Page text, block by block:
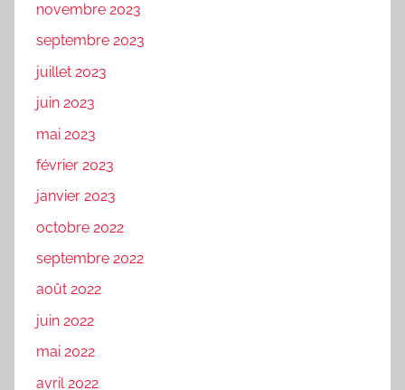
novembre 2023
septembre 2023
juillet 2023
juin 2023
mai 2023
février 2023
janvier 2023
octobre 2022
septembre 2022
août 2022
juin 2022
mai 2022
avril 2022